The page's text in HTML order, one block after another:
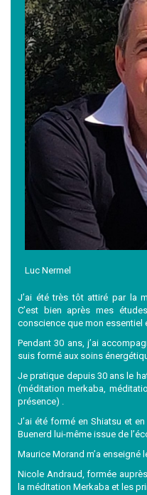
Luc Nermel
J’ai été très tôt attiré par la
C’est bien après mes
conscience que mon essentiel
Pendant 30 ans, j’ai
suis formé aux soins
Je pratique depuis 30 ans le
(méditation merkaba,
présence) .
J’ai été formé en Shiatsu et
Buenerd lui-même issue de
Maurice Morand m’a enseigné
Nicole Andraud, formée
la méditation Merkaba et les